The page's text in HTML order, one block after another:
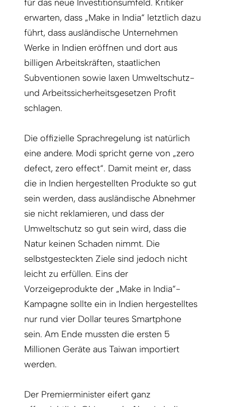
für das neue Investitionsumfeld. Kritiker
erwarten, dass „Make in India“ letztlich dazu
führt, dass ausländische Unternehmen
Werke in Indien eröffnen und dort aus
billigen Arbeitskräften, staatlichen
Subventionen sowie laxen Umweltschutz-
und Arbeitssicherheitsgesetzen Profit
schlagen.
Die offizielle Sprachregelung ist natürlich
eine andere. Modi spricht gerne von „zero
defect, zero effect“. Damit meint er, dass
die in Indien hergestellten Produkte so gut
sein werden, dass ausländische Abnehmer
sie nicht reklamieren, und dass der
Umweltschutz so gut sein wird, dass die
Natur keinen Schaden nimmt. Die
selbstgesteckten Ziele sind jedoch nicht
leicht zu erfüllen. Eins der
Vorzeigeprodukte der „Make in India“-
Kampagne sollte ein in Indien hergestelltes
nur rund vier Dollar teures Smartphone
sein. Am Ende mussten die ersten 5
Millionen Geräte aus Taiwan importiert
werden.
Der Premierminister eifert ganz